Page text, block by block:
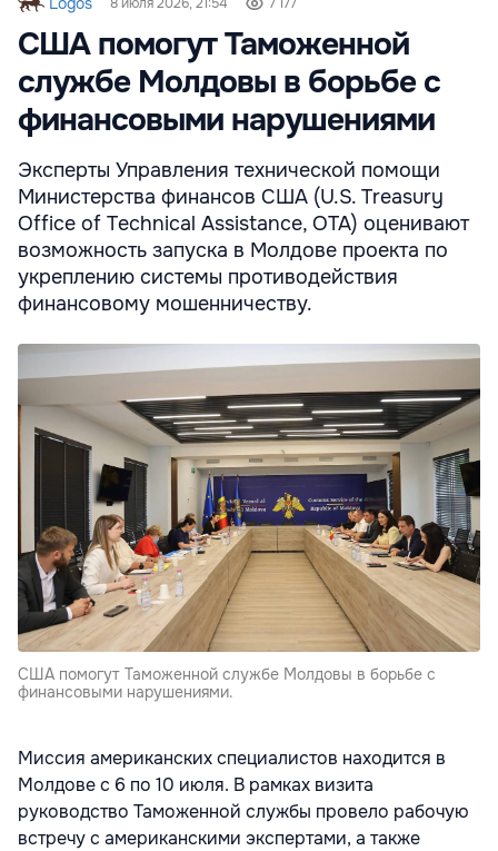
США помогут Таможенной
службе Молдовы в борьбе с
финансовыми нарушениями
Эксперты Управления технической помощи
Министерства финансов США (U.S. Treasury
Office of Technical Assistance, OTA) оценивают
возможность запуска в Молдове проекта по
укреплению системы противодействия
финансовому мошенничеству.
США помогут Таможенной службе Молдовы в борьбе с
финансовыми нарушениями.
Миссия американских специалистов находится в
Молдове с 6 по 10 июля. В рамках визита
руководство Таможенной службы провело рабочую
встречу с американскими экспертами, а также